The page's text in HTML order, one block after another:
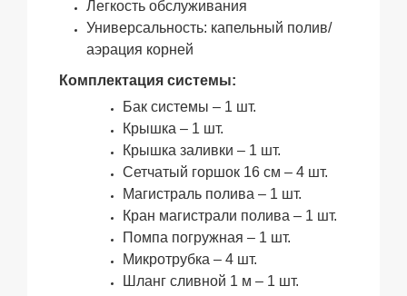
Легкость обслуживания
Универсальность: капельный полив/
аэрация корней
Комплектация системы:
Бак системы – 1 шт.
Крышка – 1 шт.
Крышка заливки – 1 шт.
Сетчатый горшок 16 см – 4 шт.
Магистраль полива – 1 шт.
Кран магистрали полива – 1 шт.
Помпа погружная – 1 шт.
Микротрубка – 4 шт.
Шланг сливной 1 м – 1 шт.